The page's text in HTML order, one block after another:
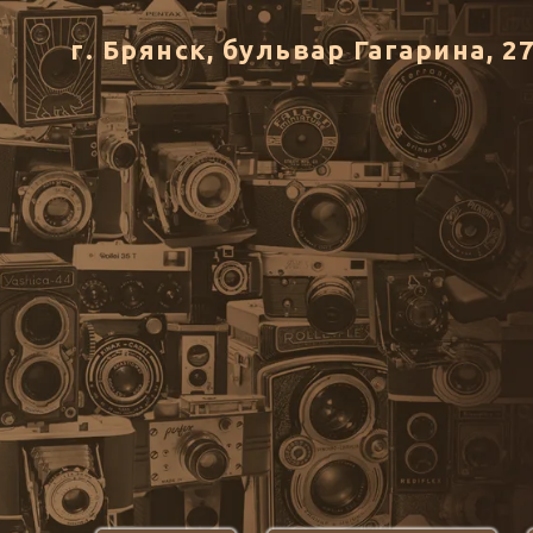
г. Брянск, бульвар Гагарина,